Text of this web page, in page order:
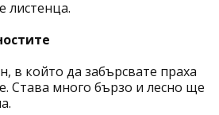
листенца.
в който да забърсвате праха
Става много бързо и лесно ще